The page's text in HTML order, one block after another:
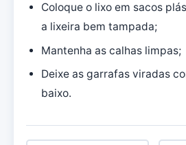
Coloque o lixo em sacos
a lixeira bem tampada;
Mantenha as calhas limpas;
Deixe as garrafas viradas
baixo.